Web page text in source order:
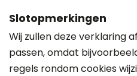
Slotopmerkingen
Wij zullen deze verklaring
passen, omdat
regels rondom cookies